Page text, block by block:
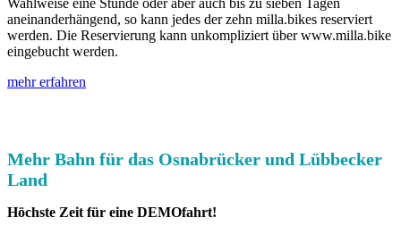
Wahlweise eine Stunde oder aber auch bis zu sieben Tagen
aneinanderhängend, so kann jedes der zehn milla.bikes reserviert
werden. Die Reservierung kann unkompliziert über www.milla.bike
eingebucht werden.
mehr erfahren
Mehr Bahn für das Osnabrücker und Lübbecker
Land
Höchste Zeit für eine DEMOfahrt!